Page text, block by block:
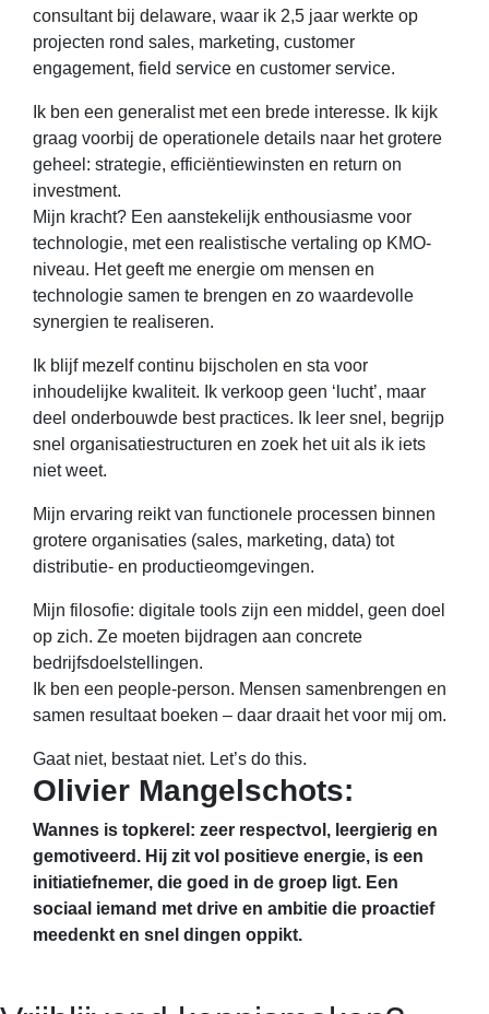
consultant bij delaware, waar ik 2,5 jaar werkte op
projecten rond sales, marketing, customer
engagement, field service en customer service.
Ik ben een generalist met een brede interesse. Ik kijk
graag voorbij de operationele details naar het grotere
geheel: strategie, efficiëntiewinsten en return on
investment.
Mijn kracht? Een aanstekelijk enthousiasme voor
technologie, met een realistische vertaling op KMO-
niveau. Het geeft me energie om mensen en
technologie samen te brengen en zo waardevolle
synergien te realiseren.
Ik blijf mezelf continu bijscholen en sta voor
inhoudelijke kwaliteit. Ik verkoop geen ‘lucht’, maar
deel onderbouwde best practices. Ik leer snel, begrijp
snel organisatiestructuren en zoek het uit als ik iets
niet weet.
Mijn ervaring reikt van functionele processen binnen
grotere organisaties (sales, marketing, data) tot
distributie- en productieomgevingen.
Mijn filosofie: digitale tools zijn een middel, geen doel
op zich. Ze moeten bijdragen aan concrete
bedrijfsdoelstellingen.
Ik ben een people-person. Mensen samenbrengen en
samen resultaat boeken – daar draait het voor mij om.
Gaat niet, bestaat niet. Let’s do this.
Olivier Mangelschots:
Wannes is topkerel: zeer respectvol, leergierig en
gemotiveerd. Hij zit vol positieve energie, is een
initiatiefnemer, die goed in de groep ligt. Een
sociaal iemand met drive en ambitie die proactief
meedenkt en snel dingen oppikt.